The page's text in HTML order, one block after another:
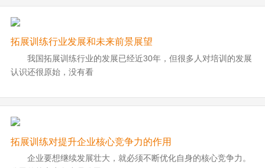
拓展训练行业发展和未来前景展望
我国拓展训练行业的发展已经近30年，但很多人对培训的发展
认识还很原始，没有看
拓展训练对提升企业核心竞争力的作用
企业要想继续发展壮大，就必须不断优化自身的核心竞争力。